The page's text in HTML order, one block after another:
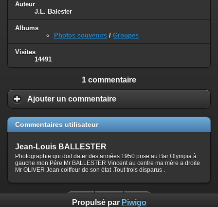
Auteur
J.L. Balester
Albums
Photos souvenirs / Groupes
Visites
14491
1 commentaire
Ajouter un commentaire
Commentaires utilisateur
Jean-Louis BALLESTER
Photographie qui doit dater des années 1950 prise au Bar Olympia à
gauche mon Pére Mr BALLESTER Vincent au centre ma mére a droite
Mr OLIVER Jean coiffeur de son état .Tout trois disparus .
Propulsé par Piwigo